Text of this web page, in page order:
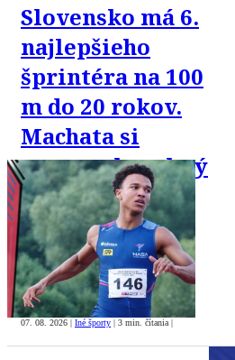
Slovensko má 6.
najlepšieho
šprintéra na 100
m do 20 rokov.
Machata si
vyrovnal osobný
rekord
07. 08. 2026 | Iné športy | 3 min. čítania |